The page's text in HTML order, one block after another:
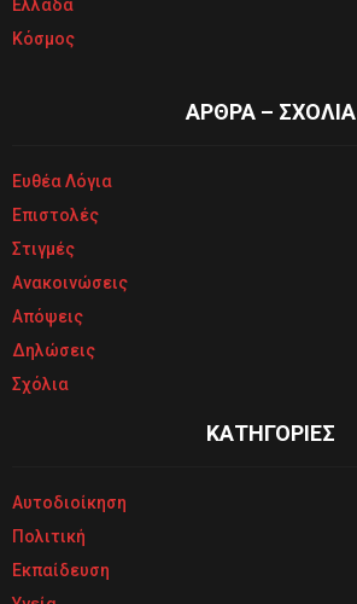
Ελλάδα
Κόσμος
ΑΡΘΡΑ – ΣΧΟΛΙΑ
Ευθέα Λόγια
Επιστολές
Στιγμές
Ανακοινώσεις
Απόψεις
Δηλώσεις
Σχόλια
ΚΑΤΗΓΟΡΙΕΣ
Αυτοδιοίκηση
Πολιτική
Εκπαίδευση